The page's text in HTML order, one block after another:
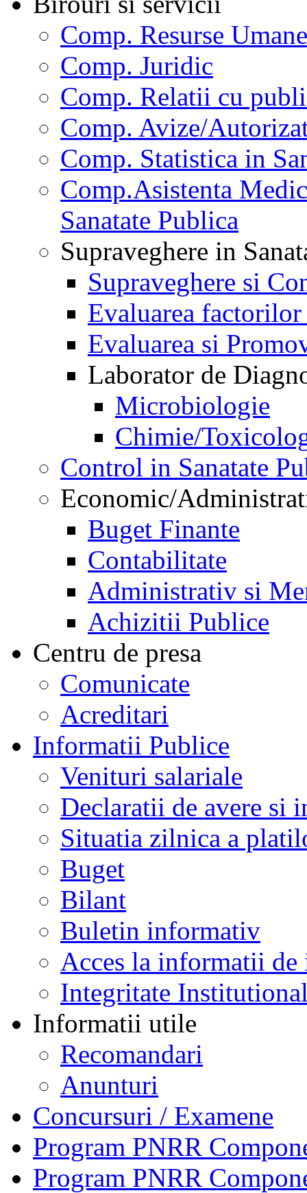
Comp. Resurse Umane
Comp. Juridic
Comp. Relatii cu
Comp. Avize/
Comp. Statistica in
Comp.Asistenta
Sanatate Publica
Supraveghere in
Supraveghere si
Evaluarea
Evaluarea si
Laborator de
Microbiologie
Chimie/
Control in Sanatate
Economic/
Buget Finante
Contabilitate
Administrativ si
Achizitii Publice
Centru de presa
Comunicate
Acreditari
Informatii Publice
Venituri salariale
Declaratii de avere si
Situatia zilnica a
Buget
Bilant
Buletin informativ
Acces la informatii de
Integritate
Informatii utile
Recomandari
Anunturi
Concursuri / Examene
Program PNRR
Program PNRR